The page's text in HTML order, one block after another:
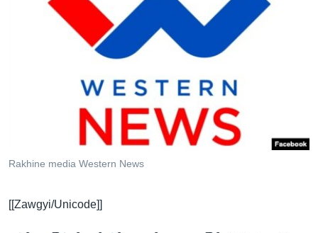
ရှာဖွေ
နေရာ
ရုပ်ရှင်ထဲက အင်္ဂလိပ်စာ
သုတပဒေသာ အင်္ဂလိပ်စာ
ရေဒီယို/တီဗွီအစီအစဉ်
Learning English
ဗွီအိုအေ လူမှုကွန်ယက်များ
ဘာသာစကားများ
Rakhine media Western News
[[Zawgyi/Unicode]]